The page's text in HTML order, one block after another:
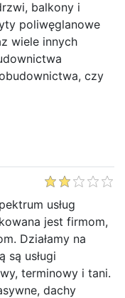
balkony i
poliwęglanowe
wiele innych
czy
usług
jest firmom,
Działamy na
są usługi
terminowy i tani.
dachy